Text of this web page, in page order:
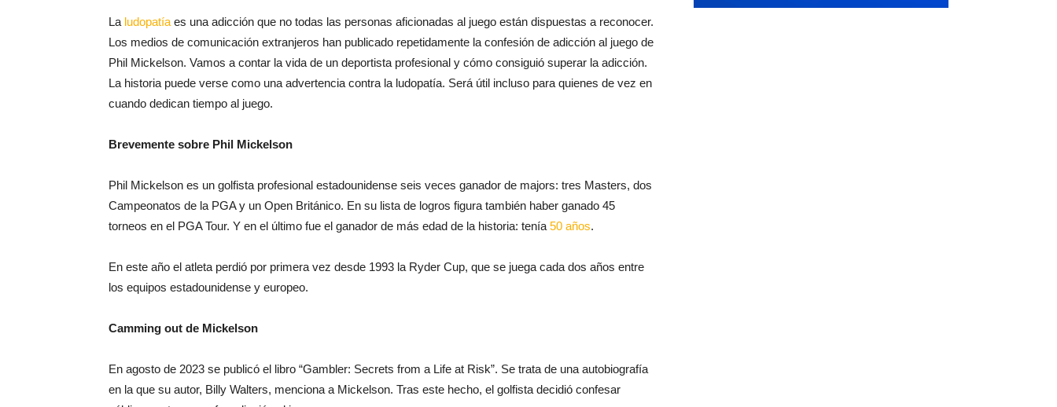
La ludopatía
es una adicción que no todas las personas aficionadas al juego están dispuestas a reconocer.
Los medios de comunicación extranjeros han publicado repetidamente la confesión de adicción al juego de
Phil Mickelson. Vamos a contar la vida de un deportista profesional y cómo consiguió superar la adicción.
La historia puede verse como una advertencia contra la ludopatía. Será útil incluso para quienes de vez en
cuando dedican tiempo al juego.
Brevemente sobre Phil Mickelson
Phil Mickelson es un golfista profesional estadounidense seis veces ganador de majors: tres Masters, dos
Campeonatos de la PGA y un Open Británico. En su lista de logros figura también haber ganado 45
torneos en el PGA Tour. Y en el último fue el ganador de más edad de la historia: tenía 50 años
En este año el atleta perdió por primera vez desde 1993 la Ryder Cup, que se juega cada dos años entre
los equipos estadounidense y europeo.
Camming out de Mickelson
En agosto de 2023 se publicó el libro “Gambler: Secrets from a Life at Risk”. Se trata de una autobiografía
en la que su autor, Billy Walters, menciona a Mickelson. Tras este hecho, el golfista decidió confesar
públicamente que sufre adicción al juego.